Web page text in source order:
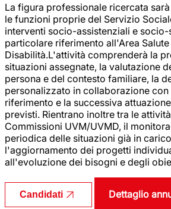
La figura professionale ricercata
le funzioni proprie del Servizio
interventi socio-assistenziali e
particolare riferimento all'Area Salute
Disabilità.L'attività comprenderà la
situazioni assegnate, la valutazione
persona e del contesto familiare, la
personalizzato in collaborazione con
riferimento e la successiva
previsti. Rientrano inoltre tra le
Commissioni UVM/UVMD, il
periodica delle situazioni già in
l'aggiornamento dei progetti
all'evoluzione dei bisogni e degli
Candidati Dettaglio